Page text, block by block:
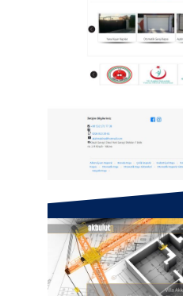
Akşit